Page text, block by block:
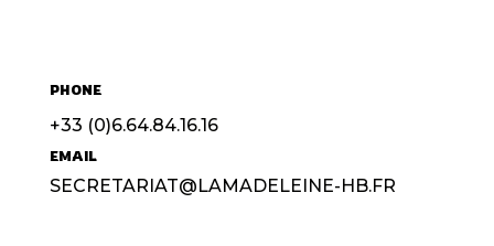
PHONE
+33 (0)6.64.84.16.16
EMAIL
SECRETARIAT@LAMADELEINE-HB.FR